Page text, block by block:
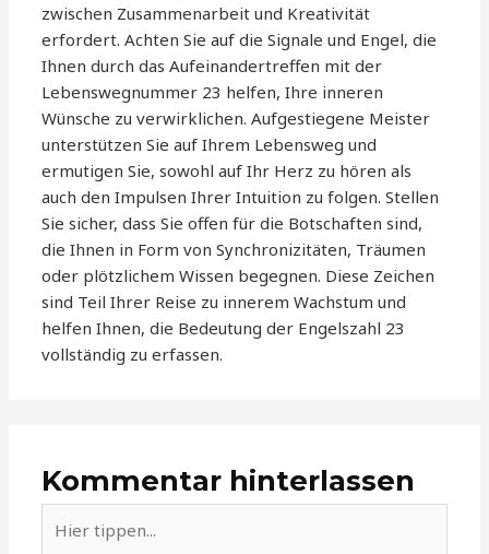
zwischen Zusammenarbeit und Kreativität
erfordert. Achten Sie auf die Signale und Engel, die
Ihnen durch das Aufeinandertreffen mit der
Lebenswegnummer 23 helfen, Ihre inneren
Wünsche zu verwirklichen. Aufgestiegene Meister
unterstützen Sie auf Ihrem Lebensweg und
ermutigen Sie, sowohl auf Ihr Herz zu hören als
auch den Impulsen Ihrer Intuition zu folgen. Stellen
Sie sicher, dass Sie offen für die Botschaften sind,
die Ihnen in Form von Synchronizitäten, Träumen
oder plötzlichem Wissen begegnen. Diese Zeichen
sind Teil Ihrer Reise zu innerem Wachstum und
helfen Ihnen, die Bedeutung der Engelszahl 23
vollständig zu erfassen.
Kommentar hinterlassen
tippen...